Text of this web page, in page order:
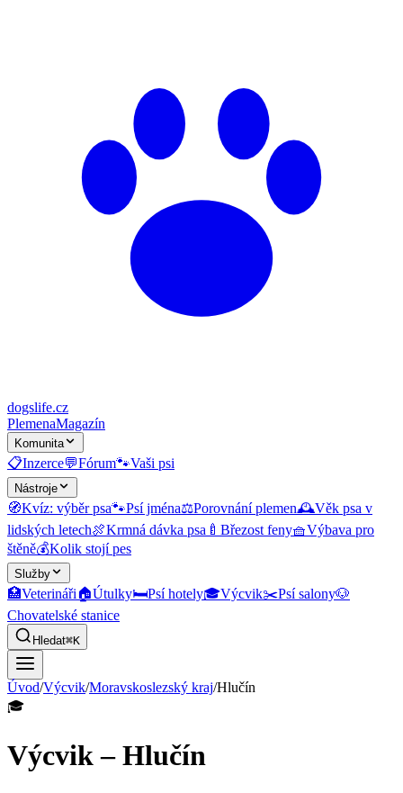
dogslife.cz
PlemenaMagazín
Komunita
📋Inzerce💬Fórum🐾Vaši psi
Nástroje
🧭Kvíz: výběr psa🐾Psí jména⚖️Porovnání plemen🕰️Věk psa v
lidských letech🍖Krmná dávka psa 🍼 Březost feny🧺Výbava pro
štěně💰Kolik stojí pes
Služby
🏥Veterináři🏠Útulky🛏️Psí hotely🎓Výcvik✂️Psí salony🐶
Chovatelské stanice
Hledat⌘K
Úvod/Výcvik/Moravskoslezský kraj/Hlučín
🎓
Výcvik – Hlučín